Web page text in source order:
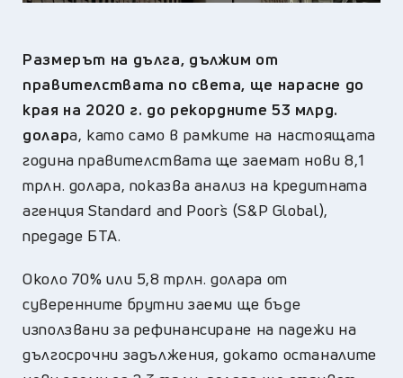
Размерът на дълга, дължим от
правителствата по света, ще нарасне до
края на 2020 г. до рекордните 53 млрд.
долара, като само в рамките на настоящата
година правителствата ще заемат нови 8,1
трлн. долара, показва анализ на кредитната
агенция Standard and Poor`s (S&P Global),
предаде БТА.
Около 70% или 5,8 трлн. долара от
суверенните брутни заеми ще бъде
използвани за рефинансиране на падежи на
дългосрочни задължения, докато останалите